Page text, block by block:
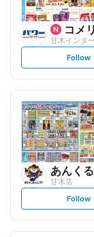
コメ
甘木インタ
s
t
l
o
w
Follow
あんく
甘木店
s
t
Follow